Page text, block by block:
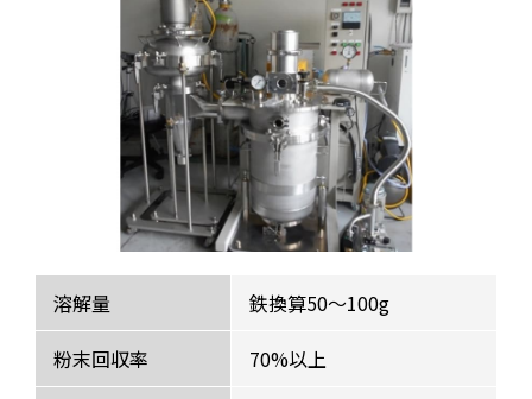
溶解量
鉄換算50～100g
粉末回収率
70%以上